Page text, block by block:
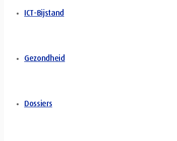
ICT-Bijstand
Gezondheid
Dossiers